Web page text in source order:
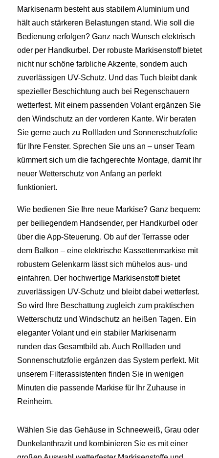
Markisenarm besteht aus stabilem Aluminium und
hält auch stärkeren Belastungen stand. Wie soll die
Bedienung erfolgen? Ganz nach Wunsch elektrisch
oder per Handkurbel. Der robuste Markisenstoff bietet
nicht nur schöne farbliche Akzente, sondern auch
zuverlässigen UV-Schutz. Und das Tuch bleibt dank
spezieller Beschichtung auch bei Regenschauern
wetterfest. Mit einem passenden Volant ergänzen Sie
den Windschutz an der vorderen Kante. Wir beraten
Sie gerne auch zu Rollladen und Sonnenschutzfolie
für Ihre Fenster. Sprechen Sie uns an – unser Team
kümmert sich um die fachgerechte Montage, damit Ihr
neuer Wetterschutz von Anfang an perfekt
funktioniert.
Wie bedienen Sie Ihre neue Markise? Ganz bequem:
per beiliegendem Handsender, per Handkurbel oder
über die App-Steuerung. Ob auf der Terrasse oder
dem Balkon – eine elektrische Kassettenmarkise mit
robustem Gelenkarm lässt sich mühelos aus- und
einfahren. Der hochwertige Markisenstoff bietet
zuverlässigen UV-Schutz und bleibt dabei wetterfest.
So wird Ihre Beschattung zugleich zum praktischen
Wetterschutz und Windschutz an heißen Tagen. Ein
eleganter Volant und ein stabiler Markisenarm
runden das Gesamtbild ab. Auch Rollladen und
Sonnenschutzfolie ergänzen das System perfekt. Mit
unserem Filterassistenten finden Sie in wenigen
Minuten die passende Markise für Ihr Zuhause in
Reinheim.
Wählen Sie das Gehäuse in Schneeweiß, Grau oder
Dunkelanthrazit und kombinieren Sie es mit einer